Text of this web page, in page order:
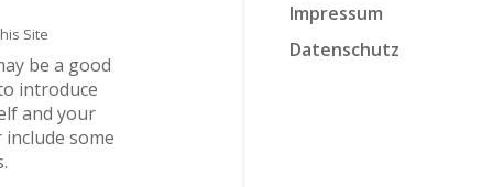
Impressum
Datenschutz
Site
be a good
introduce
and your
some